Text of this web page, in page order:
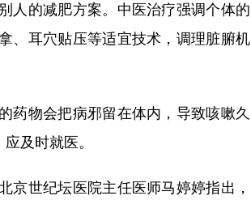
的减肥方案。中医治疗强调个体的
、耳穴贴压等适宜技术，调理脏腑机
物会把病邪留在体内，导致咳嗽久
及时就医。
世纪坛医院主任医师马婷婷指出，